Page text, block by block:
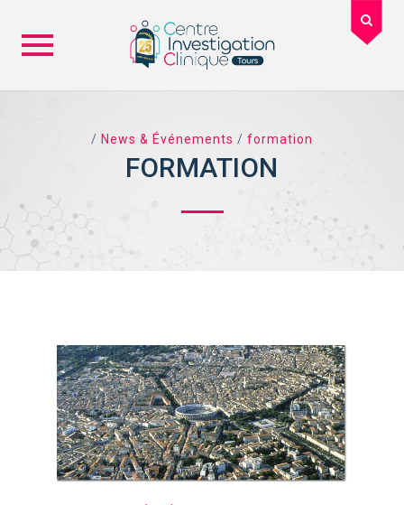
/ News & Événements / formation
TAG ARCHIVES:
FORMATION